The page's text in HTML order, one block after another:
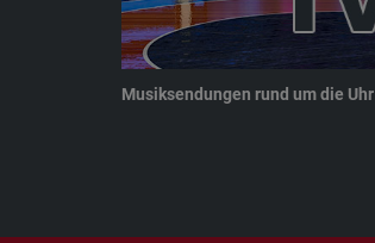
Musiksendungen rund um die Uhr